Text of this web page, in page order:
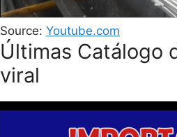
Source: Youtube.com
Últimas Catálogo
viral